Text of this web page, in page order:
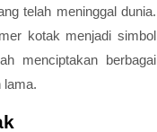
telah meninggal dunia.
kotak menjadi simbol
menciptakan berbagai
lama.